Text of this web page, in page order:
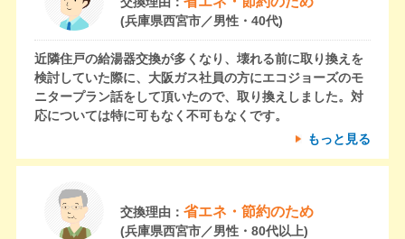
(兵庫県西宮市／男性・40代)
近隣住戸の給湯器交換が多くなり、壊れる前に取り換えを
検討していた際に、大阪ガス社員の方にエコジョーズのモ
ニタープラン話をして頂いたので、取り換えしました。対
応については特に可もなく不可もなくです。
もっと見る
交換理由： 省エネ・節約のため
(兵庫県西宮市／男性・80代以上)